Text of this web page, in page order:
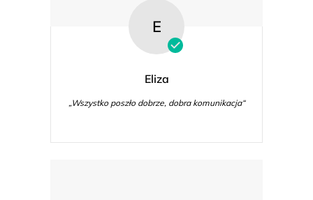
E
Eliza
„Wszystko poszło dobrze, dobra komunikacja“